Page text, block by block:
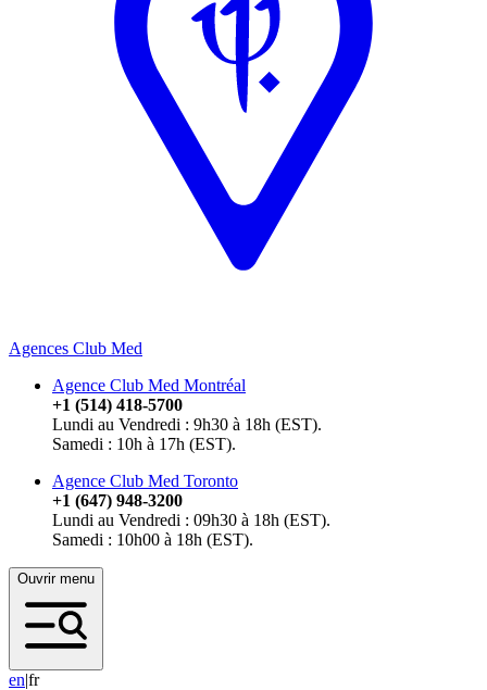
Agences Club Med
Agence Club Med Montréal
+1 (514) 418-5700
Lundi au Vendredi : 9h30 à 18h (EST).
Samedi : 10h à 17h (EST).
Agence Club Med Toronto
+1 (647) 948-3200
Lundi au Vendredi : 09h30 à 18h (EST).
Samedi : 10h00 à 18h (EST).
Ouvrir menu
en|fr